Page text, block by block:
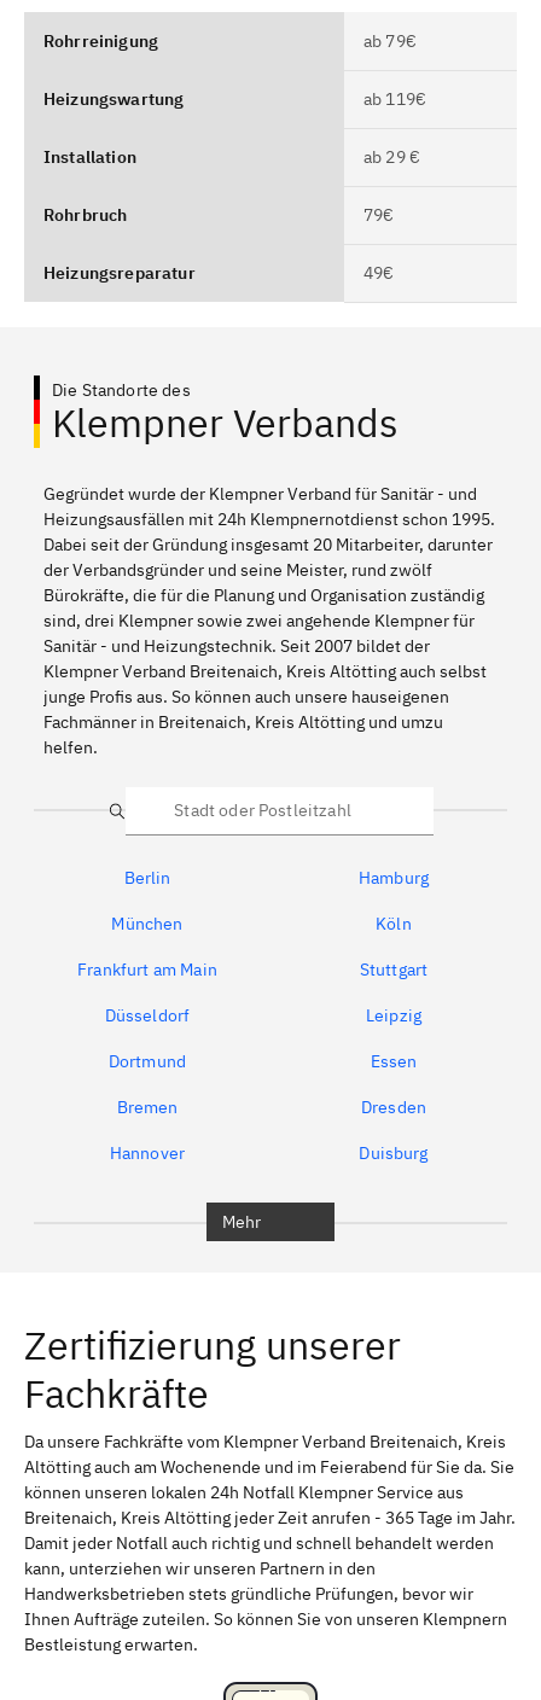
Rohrreinigung ab 79€
Heizungswartung ab 119€
Installation ab 29 €
Rohrbruch 79€
Heizungsreparatur 49€
Die Standorte des
Klempner Verbands
Gegründet wurde der Klempner Verband für Sanitär - und
Heizungsausfällen mit 24h Klempnernotdienst schon 1995.
Dabei seit der Gründung insgesamt 20 Mitarbeiter, darunter
der Verbandsgründer und seine Meister, rund zwölf
Bürokräfte, die für die Planung und Organisation zuständig
sind, drei Klempner sowie zwei angehende Klempner für
Sanitär - und Heizungstechnik. Seit 2007 bildet der
Klempner Verband Breitenaich, Kreis Altötting auch selbst
junge Profis aus. So können auch unsere hauseigenen
Fachmänner in Breitenaich, Kreis Altötting und umzu
helfen.
Suche
Berlin Hamburg
München Köln
Frankfurt am Main Stuttgart
Düsseldorf Leipzig
Dortmund Essen
Bremen Dresden
Hannover Duisburg
Erlangen Bamberg
Bayreuth
Schweinfurt Passau
Freising Rudelsdorf, Mittelfranken
Mehr
Zertifizierung unserer
Fachkräfte
Da unsere Fachkräfte vom Klempner Verband Breitenaich, Kreis
Altötting auch am Wochenende und im Feierabend für Sie da. Sie
können unseren lokalen 24h Notfall Klempner Service aus
Breitenaich, Kreis Altötting jeder Zeit anrufen - 365 Tage im Jahr.
Damit jeder Notfall auch richtig und schnell behandelt werden
kann, unterziehen wir unseren Partnern in den
Handwerksbetrieben stets gründliche Prüfungen, bevor wir
Ihnen Aufträge zuteilen. So können Sie von unseren Klempnern
Bestleistung erwarten.